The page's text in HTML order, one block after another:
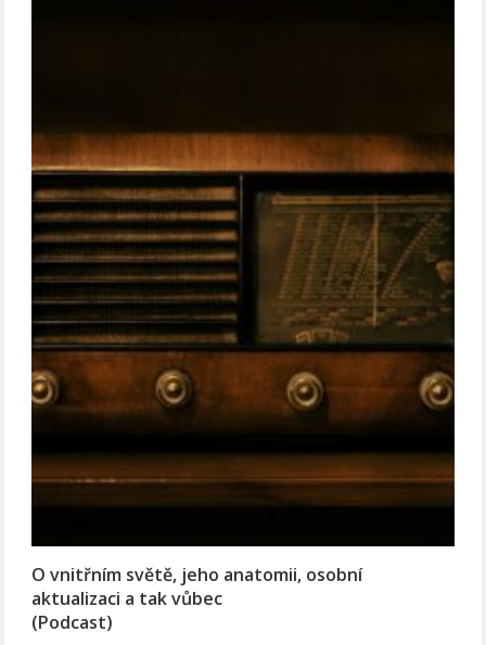
O vnitřním světě, jeho anatomii, osobní
aktualizaci a tak vůbec
(Podcast)